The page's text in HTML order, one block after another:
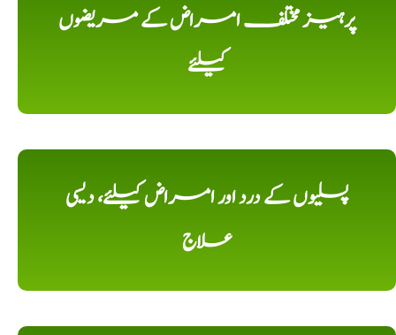
پرہیز مختلف امراض کے مریضوں
کیلئے
پسلیوں کے درد اور امراض کیلئے، دیسی
علاج